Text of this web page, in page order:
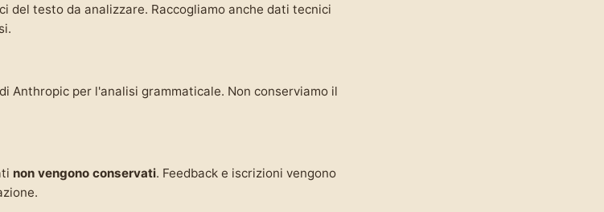
del testo da analizzare. Raccogliamo anche dati tecnici
Anthropic per l'analisi grammaticale. Non conserviamo il
non vengono conservati. Feedback e iscrizioni vengono